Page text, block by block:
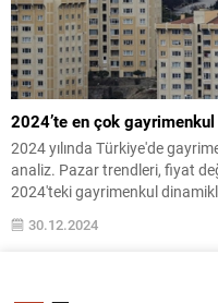
2024’te en çok
2024 yılında Türkiye'de
analiz. Pazar trendleri, fiyat
2024'teki gayrimenkul
30.12.2024